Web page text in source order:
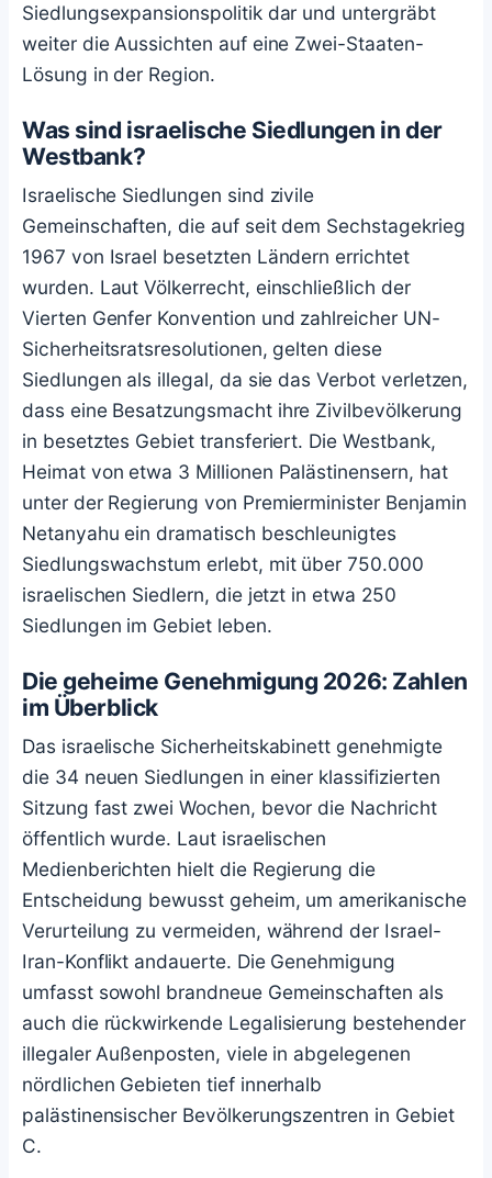
Siedlungsexpansionspolitik dar und untergräbt
weiter die Aussichten auf eine Zwei-Staaten-
Lösung in der Region.
Was sind israelische Siedlungen in der
Westbank?
Israelische Siedlungen sind zivile
Gemeinschaften, die auf seit dem Sechstagekrieg
1967 von Israel besetzten Ländern errichtet
wurden. Laut Völkerrecht, einschließlich der
Vierten Genfer Konvention und zahlreicher UN-
Sicherheitsratsresolutionen, gelten diese
Siedlungen als illegal, da sie das Verbot verletzen,
dass eine Besatzungsmacht ihre Zivilbevölkerung
in besetztes Gebiet transferiert. Die Westbank,
Heimat von etwa 3 Millionen Palästinensern, hat
unter der Regierung von Premierminister Benjamin
Netanyahu ein dramatisch beschleunigtes
Siedlungswachstum erlebt, mit über 750.000
israelischen Siedlern, die jetzt in etwa 250
Siedlungen im Gebiet leben.
Die geheime Genehmigung 2026: Zahlen
im Überblick
Das israelische Sicherheitskabinett genehmigte
die 34 neuen Siedlungen in einer klassifizierten
Sitzung fast zwei Wochen, bevor die Nachricht
öffentlich wurde. Laut israelischen
Medienberichten hielt die Regierung die
Entscheidung bewusst geheim, um amerikanische
Verurteilung zu vermeiden, während der Israel-
Iran-Konflikt andauerte. Die Genehmigung
umfasst sowohl brandneue Gemeinschaften als
auch die rückwirkende Legalisierung bestehender
illegaler Außenposten, viele in abgelegenen
nördlichen Gebieten tief innerhalb
palästinensischer Bevölkerungszentren in Gebiet
C.